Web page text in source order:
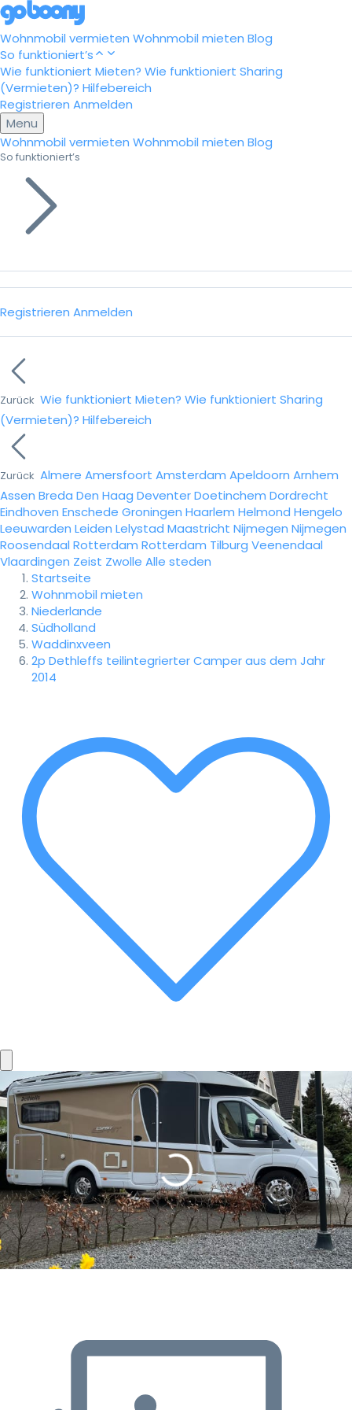
Wohnmobil vermieten Wohnmobil mieten Blog
So funktioniert’s
Wie funktioniert Mieten? Wie funktioniert Sharing
(Vermieten)? Hilfebereich
Registrieren Anmelden
Menu
Wohnmobil vermieten Wohnmobil mieten Blog
So funktioniert’s
Registrieren Anmelden
Zurück Wie funktioniert Mieten? Wie funktioniert Sharing
(Vermieten)? Hilfebereich
Zurück Almere Amersfoort Amsterdam Apeldoorn Arnhem
Assen Breda Den Haag DeventerDoetinchem Dordrecht
Eindhoven Enschede Groningen Haarlem Helmond Hengelo
Leeuwarden Leiden Lelystad Maastricht Nijmegen Nijmegen
Roosendaal Rotterdam Rotterdam Tilburg Veenendaal
Vlaardingen Zeist Zwolle Alle steden
Startseite
Wohnmobil mieten
Niederlande
Südholland
Waddinxveen
2p Dethleffs teilintegrierter Camper aus dem Jahr
2014